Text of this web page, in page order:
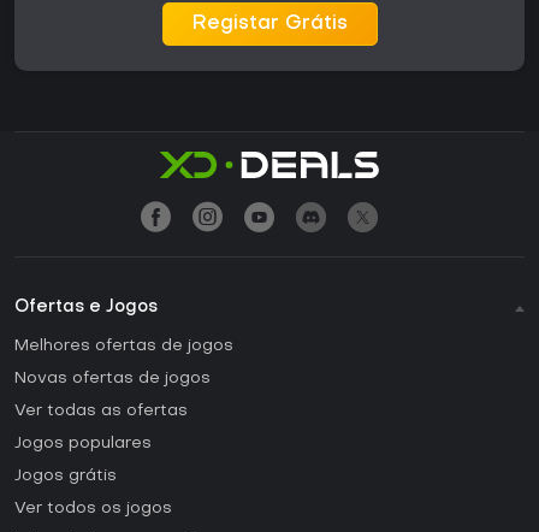
Registar Grátis
Ofertas e Jogos
Melhores ofertas de jogos
Novas ofertas de jogos
Ver todas as ofertas
Jogos populares
Jogos grátis
Ver todos os jogos